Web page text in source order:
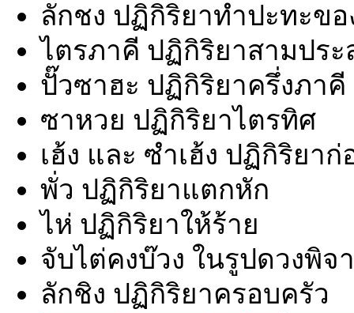
ลักชง ปฏิกิริยาทำปะทะข
ไตรภาคี ปฏิกิริยาสามประ
ปั๊วซาฮะ ปฏิกิริยาครึ่งภาคี
ซาหวย ปฏิกิริยาไตรทิศ
เฮ้ง และ ซำเฮ้ง ปฏิกิริยา
พั่ว ปฏิกิริยาแตกหัก
ไห่ ปฏิกิริยาให้ร้าย
จับไต่คงบ๊วง ในรูปดวงพิจ
ลักชิง ปฏิกิริยาครอบครัว